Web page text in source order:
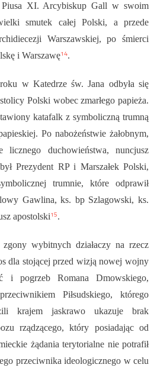
Piusa XI. Arcybiskup Gall w swoim
smutek całej Polski, a przede
Warszawskiej, po śmierci
i Warszawę14.
w Katedrze św. Jana odbyła się
Polski wobec zmarłego papieża.
katafalk z symboliczną trumną
Po nabożeństwie żałobnym,
licznego duchowieństwa, nuncjusz
Prezydent RP i Marszałek Polski,
trumnie, które odprawił
Gawlina, ks. bp Szlagowski, ks.
apostolski15.
wybitnych działaczy na rzecz
dla stojącej przed wizją nowej wojny
i pogrzeb Romana Dmowskiego,
Piłsudskiego, którego
krajem jaskrawo ukazuje brak
rządzącego, który posiadając od
żądania terytorialne nie potrafił
przeciwnika ideologicznego w celu